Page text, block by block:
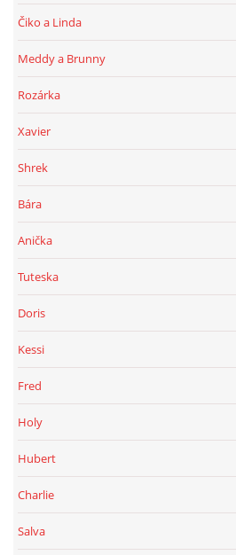
Čiko a Linda
Meddy a Brunny
Rozárka
Xavier
Shrek
Bára
Anička
Tuteska
Doris
Kessi
Fred
Holy
Hubert
Charlie
Salva